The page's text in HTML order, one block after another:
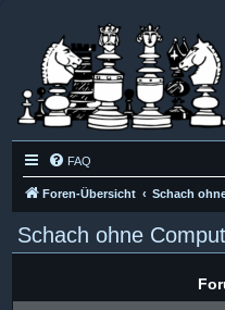
FAQ
Foren-Übersicht Schach
Schach ohne